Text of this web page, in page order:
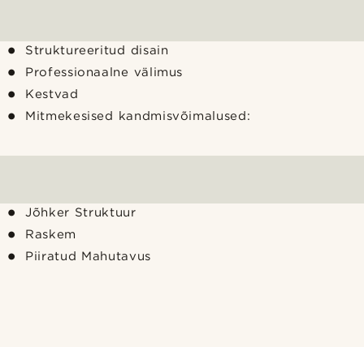
Struktureeritud disain
Professionaalne välimus
Kestvad
Mitmekesised kandmisvõimalused:
Jõhker Struktuur
Raskem
Piiratud Mahutavus